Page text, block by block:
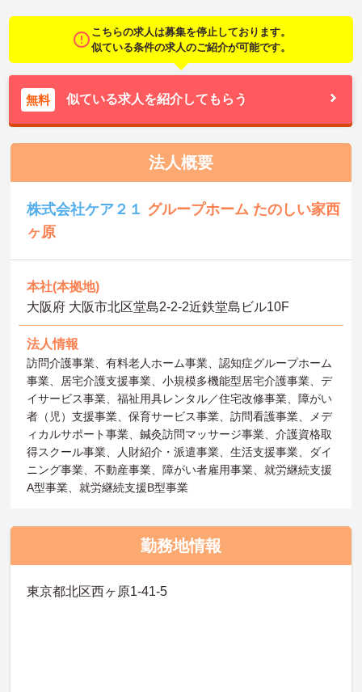
こちらの求人は募集を停止しております。
似ている条件の求人のご紹介が可能です。
無料 似ている求人を紹介してもらう
法人概要
株式会社ケア２１ グループホーム たのしい家西
ヶ原
本社(本拠地)
大阪府 大阪市北区堂島2-2-2近鉄堂島ビル10F
法人情報
訪問介護事業、有料老人ホーム事業、認知症グループホーム
事業、居宅介護支援事業、小規模多機能型居宅介護事業、デ
イサービス事業、福祉用具レンタル／住宅改修事業、障がい
者（児）支援事業、保育サービス事業、訪問看護事業、メデ
ィカルサポート事業、鍼灸訪問マッサージ事業、介護資格取
得スクール事業、人財紹介・派遣事業、生活支援事業、ダイ
ニング事業、不動産事業、障がい者雇用事業、就労継続支援
A型事業、就労継続支援B型事業
勤務地情報
東京都北区西ヶ原1-41-5